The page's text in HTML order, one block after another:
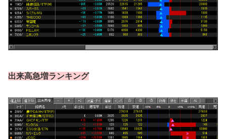
出来高急増ランキング